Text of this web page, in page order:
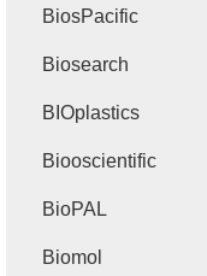
BiosPacific
Biosearch
BIOplastics
Biooscientific
BioPAL
Biomol